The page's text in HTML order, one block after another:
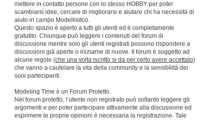
mettere in contatto persone con lo stesso HOBBY per poter
scambiarsi idee, cercare di migliorarsi e aiutare chi ha necessità di
aiuto in campo Modellisitco.
Questo spazio è aperto a tutti gli utenti ed è completamente
gratutito. Chiunque può leggere i contenuti del forum di
discussione mentre solo gli utenti registrati possono rispondere a
discussioni già aperte o iniziarne di nuove. Il forum è soggetto ad
alcune regole (che una volta iscritto si da per certo avere accettato)
che vanno a cautelare la vita della community e la sensibilità dei
suoi partecipanti:
Modeling Time è un Forum Protetto.
Nel forum protetto, l’utente non registrato può soltanto leggere gli
argomenti e per poter partecipare attivamente alla discussione ed
esprimere le proprie opinioni è necessaria la registrazione. Tale